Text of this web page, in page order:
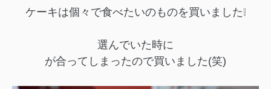
ケーキは個々で食べたいのものを買いました❕
選んでいた時に
が合ってしまったので買いました(笑)